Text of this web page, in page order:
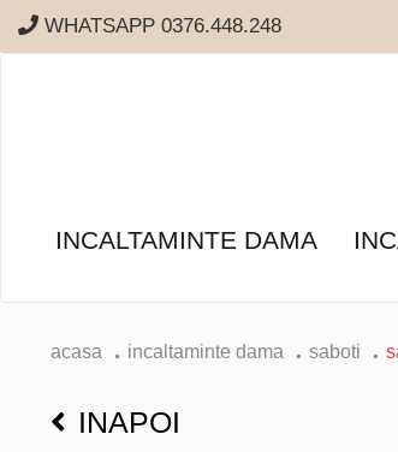
WHATSAPP 0376.448.248
INCALTAMINTE DAMA
acasa incaltaminte dama saboti
INAPOI